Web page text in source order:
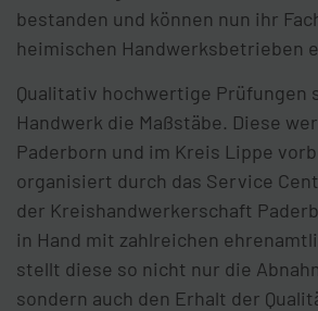
bestanden und können nun ihr
heimischen Handwerksbetrieben
Qualitativ hochwertige Prüfungen
Handwerk die Maßstäbe. Diese
Paderborn und im Kreis Lippe
organisiert durch das Service
der Kreishandwerkerschaft
in Hand mit zahlreichen
stellt diese so nicht nur die
sondern auch den Erhalt der